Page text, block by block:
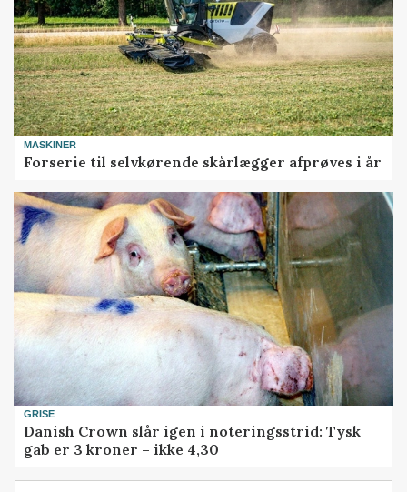
MASKINER
Forserie til selvkørende skårlægger afprøves i år
GRISE
Danish Crown slår igen i noteringsstrid: Tysk
gab er 3 kroner – ikke 4,30